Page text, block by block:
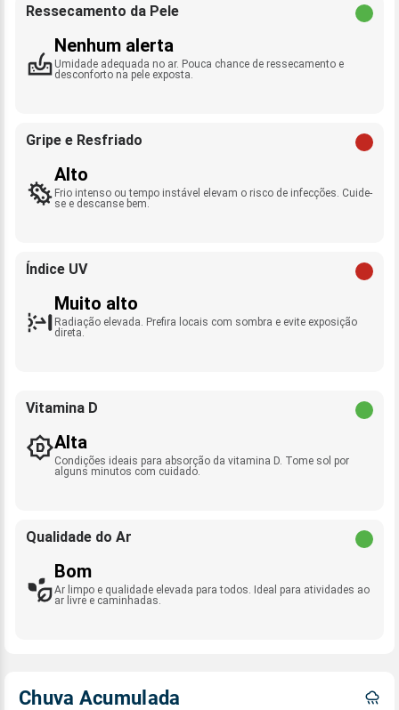
Ressecamento da Pele
Nenhum alerta
Umidade adequada no ar. Pouca chance de ressecamento e
desconforto na pele exposta.
Gripe e Resfriado
Alto
Frio intenso ou tempo instável elevam o risco de infecções. Cuide-
se e descanse bem.
Índice UV
Muito alto
Radiação elevada. Prefira locais com sombra e evite exposição
direta.
Vitamina D
Alta
Condições ideais para absorção da vitamina D. Tome sol por
alguns minutos com cuidado.
Qualidade do Ar
Bom
Ar limpo e qualidade elevada para todos. Ideal para atividades ao
ar livre e caminhadas.
Chuva Acumulada